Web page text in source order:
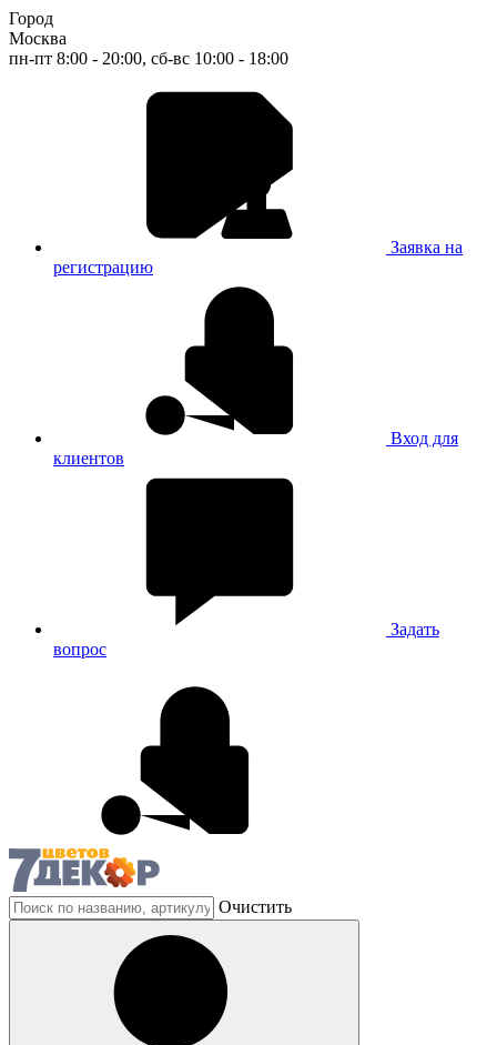
Город
Москва
пн-пт 8:00 - 20:00, сб-вс 10:00 - 18:00
Заявка на
регистрацию
Вход для
клиентов
Задать
вопрос
Очистить